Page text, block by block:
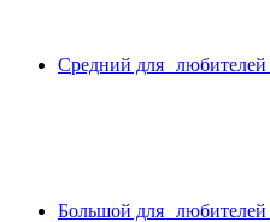
Средний для любителей
Большой для любителей